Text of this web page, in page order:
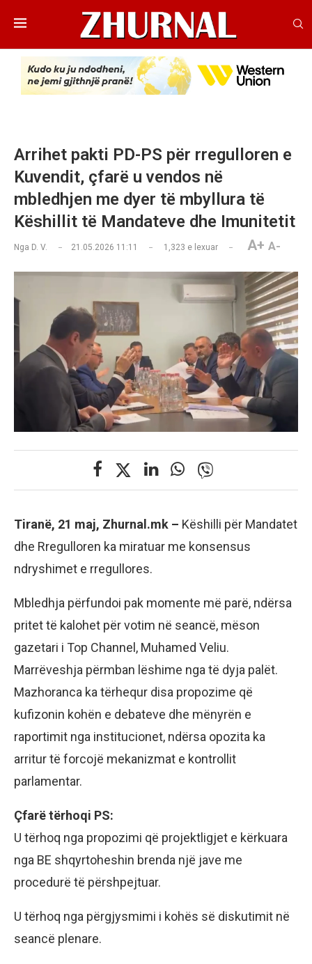
Arrihet pakti PD-PS për rregulloren e
Kuvendit, çfarë u vendos në
mbledhjen me dyer të mbyllura të
Këshillit të Mandateve dhe Imunitetit
Nga D. V. 21.05.2026 11:11 1,323 e lexuar A+ A-
Tiranë, 21 maj, Zhurnal.mk – Këshilli për Mandatet
dhe Rregulloren ka miratuar me konsensus
ndryshimet e rregullores.
Mbledhja përfundoi pak momente më parë, ndërsa
pritet të kalohet për votim në seancë, mëson
gazetari i Top Channel, Muhamed Veliu.
Marrëveshja përmban lëshime nga të dyja palët.
Mazhoranca ka tërhequr disa propozime që
kufizonin kohën e debateve dhe mënyrën e
raportimit nga institucionet, ndërsa opozita ka
arritur të forcojë mekanizmat e kontrollit
parlamentar.
Çfarë tërhoqi PS:
U tërhoq nga propozimi që projektligjet e kërkuara
nga BE shqyrtoheshin brenda një jave me
procedurë të përshpejtuar.
U tërhoq nga përgjysmimi i kohës së diskutimit në
seancë plenare.